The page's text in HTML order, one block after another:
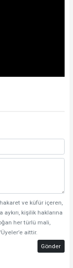
ve küfür içeren,
kişilik haklarına
her türlü mali,
aittir.
Gönder